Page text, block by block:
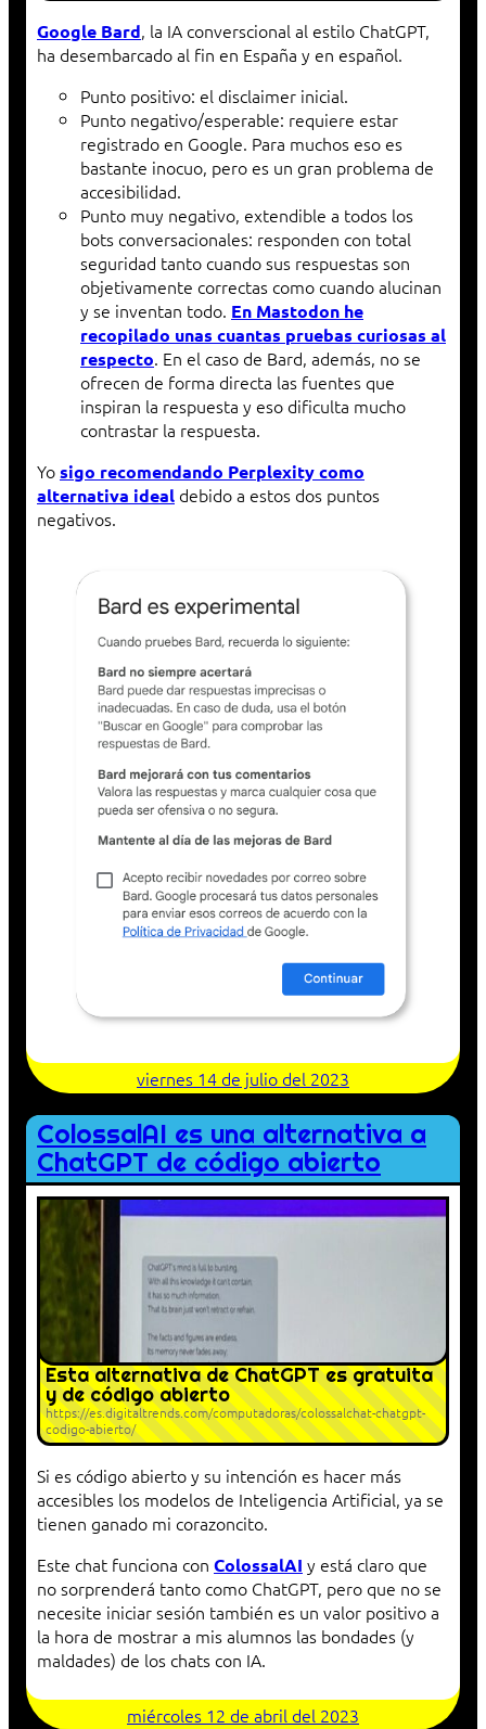
Google Bard, la IA converscional al estilo ChatGPT,
ha desembarcado al fin en España y en español.
Punto positivo: el disclaimer inicial.
Punto negativo/esperable: requiere estar
registrado en Google. Para muchos eso es
bastante inocuo, pero es un gran problema de
accesibilidad.
Punto muy negativo, extendible a todos los
bots conversacionales: responden con total
seguridad tanto cuando sus respuestas son
objetivamente correctas como cuando alucinan
y se inventan todo. En Mastodon he
recopilado unas cuantas pruebas curiosas al
respecto. En el caso de Bard, además, no se
ofrecen de forma directa las fuentes que
inspiran la respuesta y eso dificulta mucho
contrastar la respuesta.
Yosigo recomendando Perplexity como
alternativa ideal debido a estos dos puntos
negativos.
viernes 14 de julio del 2023
ColossalAI es una alternativa a
ChatGPT de código abierto
Esta alternativa de ChatGPT es gratuita
y de código abierto
https://es.digitaltrends.com/computadoras/colossalchat-chatgpt-
codigo-abierto/
Si es código abierto y su intención es hacer más
accesibles los modelos de Inteligencia Artificial, ya se
tienen ganado mi corazoncito.
Este chat funciona con ColossalAI y está claro que
no sorprenderá tanto como ChatGPT, pero que no se
necesite iniciar sesión también es un valor positivo a
la hora de mostrar a mis alumnos las bondades (y
maldades) de los chats con IA.
miércoles 12 de abril del 2023